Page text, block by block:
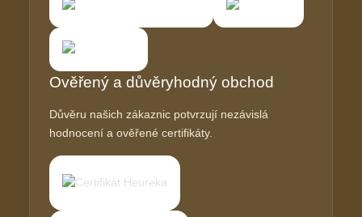
Ověřený a důvěryhodný obchod
Důvěru našich zákaznic potvrzují nezávislá
hodnocení a ověřené certifikáty.